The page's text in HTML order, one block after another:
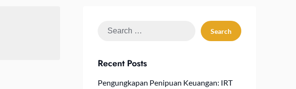
Search
Recent Posts
Pengungkapan Penipuan Keuangan: IRT